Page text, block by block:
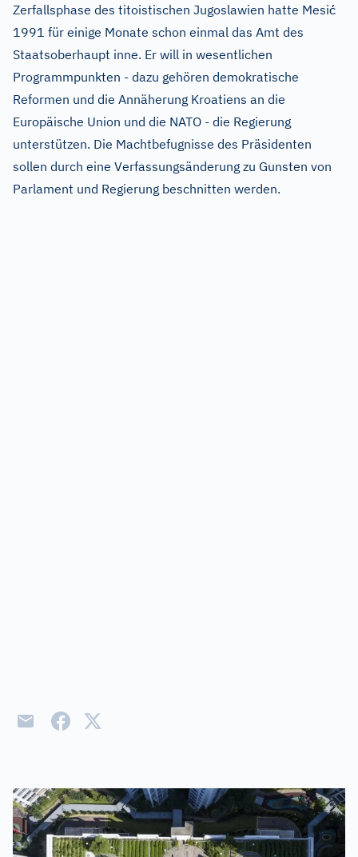
Zerfallsphase des titoistischen Jugoslawien hatte Mesić
1991 für einige Monate schon einmal das Amt des
Staatsoberhaupt inne. Er will in wesentlichen
Programmpunkten - dazu gehören demokratische
Reformen und die Annäherung Kroatiens an die
Europäische Union und die NATO - die Regierung
unterstützen. Die Machtbefugnisse des Präsidenten
sollen durch eine Verfassungsänderung zu Gunsten von
Parlament und Regierung beschnitten werden.